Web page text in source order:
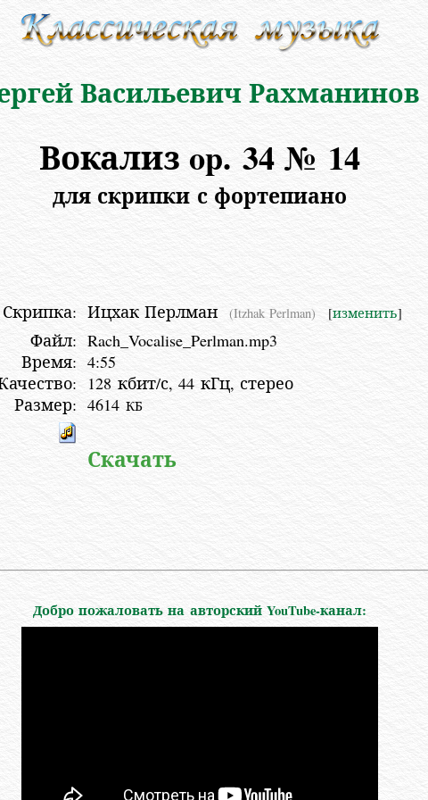
Васильевич Рахманинов
Вокализ op. 34 № 14
для скрипки с фортепиано
Скрипка: Ицхак Перлман(Itzhak Perlman) [изменить]
Файл: Rach_Vocalise_Perlman.mp3
Время: 4:55
128 кбит/с, 44 кГц, стерео
Размер: 4614КБ
Скачать
Добро пожаловать на авторский YouTube-канал: